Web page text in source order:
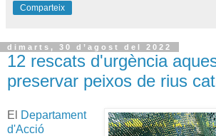
Comparteix
dimarts, 30 d’agost del 2022
12 rescats d'urgència
preservar peixos de rius
El
Departament
d'Acció